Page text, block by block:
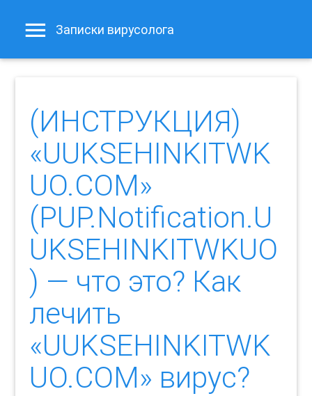
Записки вирусолога
(ИНСТРУКЦИЯ)
«UUKSEHINKITWK
UO.COM»
(PUP.Notification.U
UKSEHINKITWKUO
) — что это? Как
лечить
«UUKSEHINKITWK
UO.COM» вирус?